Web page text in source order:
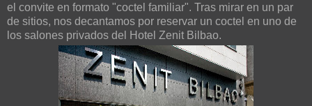
el convite en formato "coctel familiar". Tras mirar en un par
de sitios, nos decantamos por reservar un coctel en uno de
los salones privados del Hotel Zenit Bilbao.